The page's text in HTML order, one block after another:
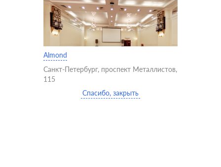
Almond
Санкт-Петербург, проспект Металлистов,
115
Спасибо, закрыть